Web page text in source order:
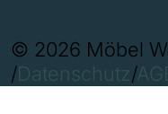
© 2026 Möbel
/Datenschutz/